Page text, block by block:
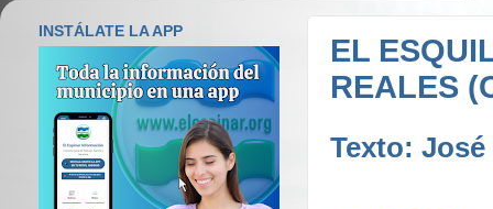
EL
REALES
Texto:
INSTÁLATE LA APP